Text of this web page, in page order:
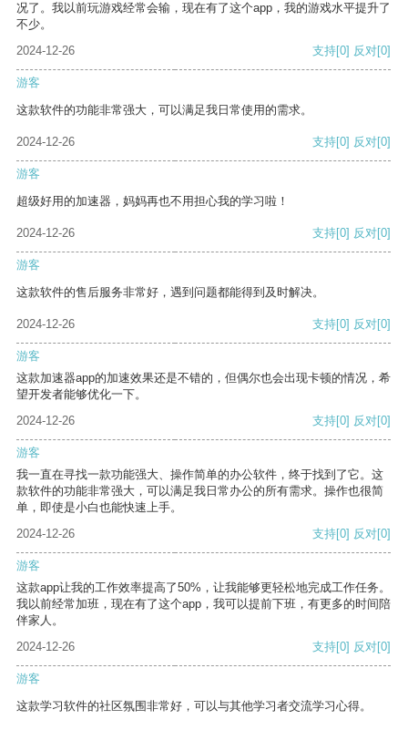
况了。我以前玩游戏经常会输，现在有了这个app，我的游戏水平提升了
不少。
2024-12-26
支持[0] 反对[0]
游客
这款软件的功能非常强大，可以满足我日常使用的需求。
2024-12-26 支持[0] 反对[0]
游客
超级好用的加速器，妈妈再也不用担心我的学习啦！
2024-12-26 支持[0] 反对[0]
游客
这款软件的售后服务非常好，遇到问题都能得到及时解决。
2024-12-26 支持[0] 反对[0]
游客
这款加速器app的加速效果还是不错的，但偶尔也会出现卡顿的情况，希
望开发者能够优化一下。
2024-12-26
支持[0] 反对[0]
游客
我一直在寻找一款功能强大、操作简单的办公软件，终于找到了它。这
款软件的功能非常强大，可以满足我日常办公的所有需求。操作也很简
单，即使是小白也能快速上手。
2024-12-26
支持[0] 反对[0]
游客
这款app让我的工作效率提高了50%，让我能够更轻松地完成工作任务。
我以前经常加班，现在有了这个app，我可以提前下班，有更多的时间陪
伴家人。
2024-12-26
支持[0] 反对[0]
游客
这款学习软件的社区氛围非常好，可以与其他学习者交流学习心得。